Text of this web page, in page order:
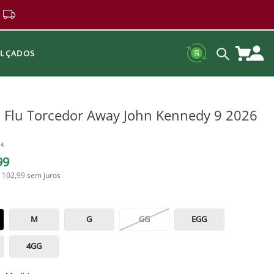
Flu Torcedor Away John Kennedy 9 2026
102,99sem juros
M G GG EGG
4GG